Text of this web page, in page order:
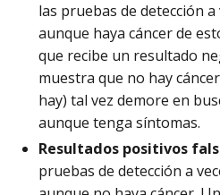
las pruebas de detección
aunque haya cáncer de
que recibe un resultado
muestra que no hay
hay) tal vez demore en
aunque tenga síntomas.
Resultados positivos
pruebas de detección a